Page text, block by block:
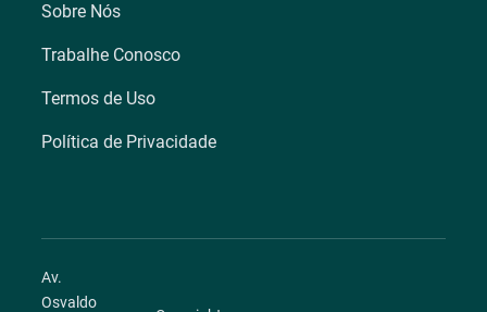
Sobre Nós
Trabalhe Conosco
Termos de Uso
Política de Privacidade
Av.
Osvaldo